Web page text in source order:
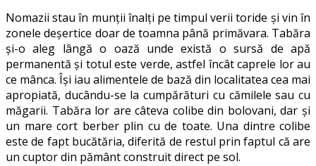
Nomazii stau în munţii înalţi pe timpul verii toride şi vin în
zonele deşertice doar de toamna până primăvara. Tabăra
şi-o aleg lângă o oază unde există o sursă de apă
permanentă şi totul este verde, astfel încât caprele lor au
ce mânca. Îşi iau alimentele de bază din localitatea cea mai
apropiată, ducându-se la cumpărături cu cămilele sau cu
măgarii. Tabăra lor are câteva colibe din bolovani, dar şi
un mare cort berber plin cu de toate. Una dintre colibe
este de fapt bucătăria, diferită de restul prin faptul că are
un cuptor din pământ construit direct pe sol.